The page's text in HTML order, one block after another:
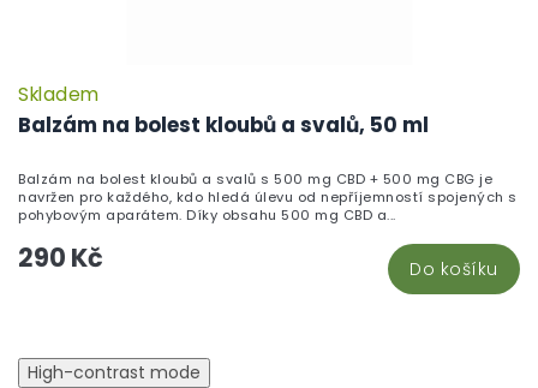
Balzám na bolest kloubů a svalů, 50 ml
Skladem
290 Kč Do košíku
Balzám na bolest kloubů a svalů s 500 mg CBD + 500 mg CBG je
navržen pro každého, kdo hledá úlevu od nepříjemností spojených s
pohybovým aparátem. Díky obsahu 500 mg CBD a...
High-contrast mode